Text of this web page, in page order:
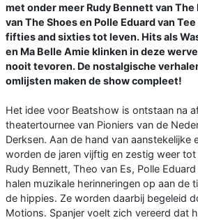
met onder meer Rudy Bennett van The
van The Shoes en Polle Eduard van
fifties and sixties tot leven. Hits als
en Ma Belle Amie klinken in deze
nooit tevoren. De nostalgische
omlijsten maken de show compleet!
Het idee voor Beatshow is ontstaan na
theatertournee van Pioniers van de
Derksen. Aan de hand van aanstekelijke
worden de jaren vijftig en zestig weer
Rudy Bennett, Theo van Es, Polle
halen muzikale herinneringen op aan de
de hippies. Ze worden daarbij begeleid
Motions. Spanjer voelt zich vereerd dat